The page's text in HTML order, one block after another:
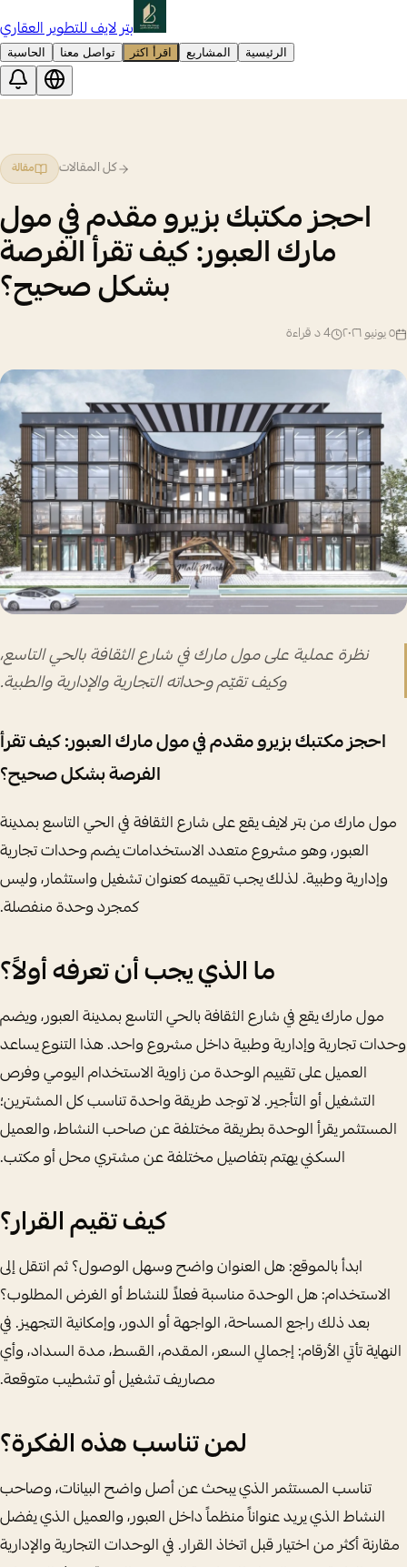
بتر لايف للتطوير العقاري
الرئيسية المشاريع اقرأ اكثر تواصل معنا الحاسبة
كل المقالات مقالة
احجز مكتبك بزيرو مقدم في مول
مارك العبور: كيف تقرأ الفرصة
بشكل صحيح؟
٥ يونيو ٢٠٢٦ 4د قراءة
نظرة عملية على مول مارك في شارع الثقافة بالحي التاسع،
وكيف تقيّم وحداته التجارية والإدارية والطبية.
احجز مكتبك بزيرو مقدم في مول مارك العبور: كيف تقرأ
الفرصة بشكل صحيح؟
مول مارك من بتر لايف يقع على شارع الثقافة في الحي التاسع بمدينة
العبور، وهو مشروع متعدد الاستخدامات يضم وحدات تجارية
وإدارية وطبية. لذلك يجب تقييمه كعنوان تشغيل واستثمار، وليس
كمجرد وحدة منفصلة.
ما الذي يجب أن تعرفه أولاً؟
مول مارك يقع في شارع الثقافة بالحي التاسع بمدينة العبور، ويضم
وحدات تجارية وإدارية وطبية داخل مشروع واحد. هذا التنوع يساعد
العميل على تقييم الوحدة من زاوية الاستخدام اليومي وفرص
التشغيل أو التأجير. لا توجد طريقة واحدة تناسب كل المشترين؛
المستثمر يقرأ الوحدة بطريقة مختلفة عن صاحب النشاط، والعميل
السكني يهتم بتفاصيل مختلفة عن مشتري محل أو مكتب.
كيف تقيم القرار؟
ابدأ بالموقع: هل العنوان واضح وسهل الوصول؟ ثم انتقل إلى
الاستخدام: هل الوحدة مناسبة فعلاً للنشاط أو الغرض المطلوب؟
بعد ذلك راجع المساحة، الواجهة أو الدور، وإمكانية التجهيز. في
النهاية تأتي الأرقام: إجمالي السعر، المقدم، القسط، مدة السداد، وأي
مصاريف تشغيل أو تشطيب متوقعة.
لمن تناسب هذه الفكرة؟
تناسب المستثمر الذي يبحث عن أصل واضح البيانات، وصاحب
النشاط الذي يريد عنواناً منظماً داخل العبور، والعميل الذي يفضل
مقارنة أكثر من اختيار قبل اتخاذ القرار. في الوحدات التجارية والإدارية